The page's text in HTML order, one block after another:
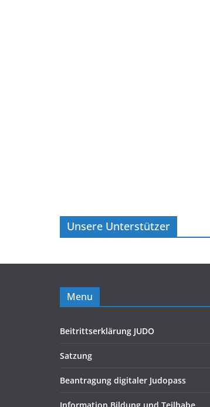
Unsere Unterstützer
Menu
Beitrittserklärung JUDO
Satzung
Beantragung digitaler Judopass